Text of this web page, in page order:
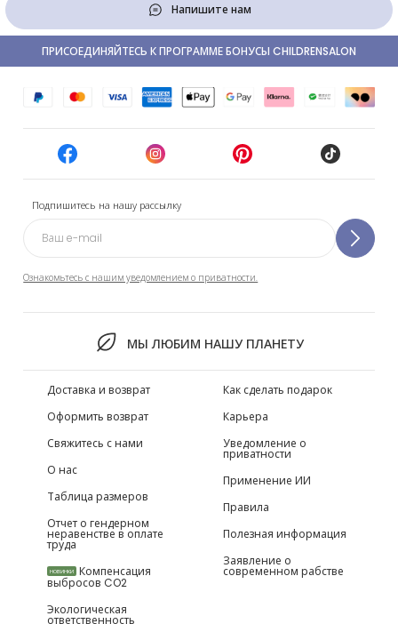
Напишите нам
Подпишитесь на нашу рассылку
Ознакомьтесь с нашим уведомлением о приватности.
МЫ ЛЮБИМ НАШУ ПЛАНЕТУ
ПРИСОЕДИНЯЙТЕСЬ К ПРОГРАММЕ БОНУСЫ CHILDRENSALON
Доставка и возврат
Оформить возврат
Свяжитесь с нами
О нас
Таблица размеров
Отчет о гендерном
неравенстве в оплате
труда
НОВИНКИ Компенсация
выбросов CO2
Экологическая
ответственность
Как сделать подарок
Карьера
Уведомление о
приватности
Применение ИИ
Правила
Полезная информация
Заявление о
современном рабстве